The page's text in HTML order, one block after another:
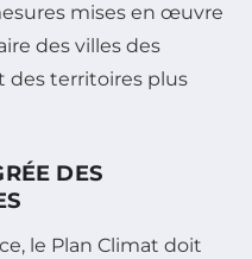
mises en œuvre
des villes des
des territoires plus
DES
le Plan Climat doit